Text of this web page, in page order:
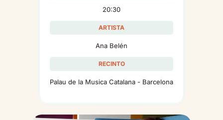
20:30
ARTISTA
Ana Belén
RECINTO
Palau de la Musica Catalana - Barcelona